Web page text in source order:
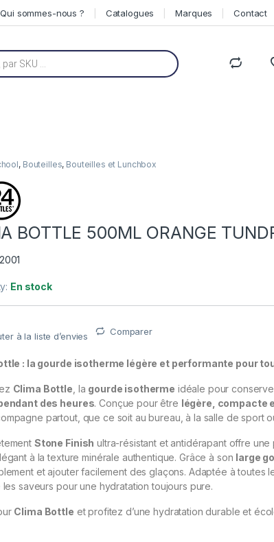
Qui sommes-nous ? Catalogues Marques Contact
, Bouteilles, Bouteilles et Lunchbox
BOTTLE 500ML ORANGE
En stock
à la liste d’envies Comparer
: la gourde isotherme légère et performante pour
Clima Bottle , la gourde isotherme idéale pour
des heures. Conçue pour être légère, compacte
partout, que ce soit au bureau, à la salle de sport
Stone Finish ultra-résistant et antidérapant offre
à la texture minérale authentique. Grâce à son large
et ajouter facilement des glaçons. Adaptée à toutes
saveurs pour une hydratation toujours pure.
Clima Bottle et profitez d’une hydratation durable et